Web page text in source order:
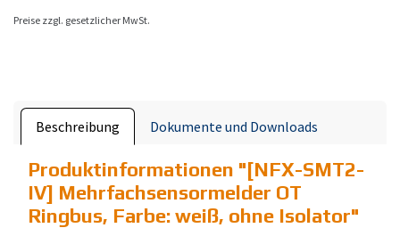
Preise zzgl. gesetzlicher MwSt.
Beschreibung Dokumente und Downloads
Produktinformationen "[NFX-SMT2-
IV] Mehrfachsensormelder OT
Ringbus, Farbe: weiß, ohne Isolator"